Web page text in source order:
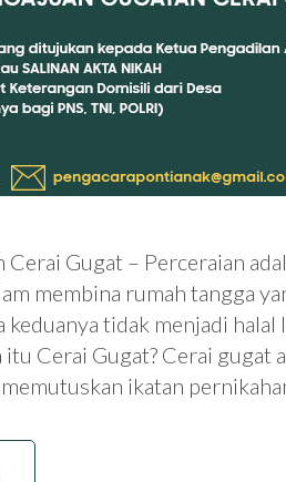
Cerai Gugat – Perceraian
membina rumah tangga
keduanya tidak menjadi halal
Cerai Gugat? Cerai gugat
ikatan